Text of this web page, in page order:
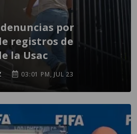
por
registros de
la Usac
03:01 PM, JUL 23